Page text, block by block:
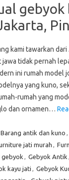
gebyok
kami tawarkan
jawa tidak pernah
ini rumah model
yang kuno,
rumah yang
dan ornamen…
Barang antik dan kuno ,
jati murah ,
gebyok , Gebyok Antik ,
kayu jati , Gebyok